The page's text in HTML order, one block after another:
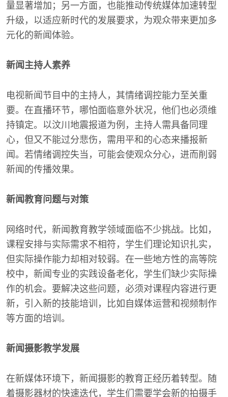
量显著增加；另一方面，也能推动传统媒体加速转型
升级，以适应新时代的发展要求，为观众带来更加多
元化的新闻体验。
新闻主持人素养
电视新闻节目中的主持人，其情绪调控能力至关重
要。在直播环节，哪怕面临意外状况，他们也必须维
持镇定。以汶川地震报道为例，主持人需具备同理
心，但又不能过分悲伤，需用平和的心态来播报新
闻。若情绪调控失当，可能会使观众分心，进而削弱
新闻的传播效果。
新闻教育问题与对策
网络时代，新闻教育教学领域面临不少挑战。比如，
课程安排与实际需求不相符，学生们理论知识扎实，
但实际操作能力却相对较弱。在一些地方性的高等院
校中，新闻专业的实践设备老化，学生们缺少实际操
作的机会。要解决这些问题，必须对课程内容进行更
新，引入新的技能培训，比如自媒体运营和视频制作
等方面的培训。
新闻摄影教学发展
在新媒体环境下，新闻摄影的教育正经历着转型。随
着摄影器材的快速迭代，学生们需要学会新的拍摄手